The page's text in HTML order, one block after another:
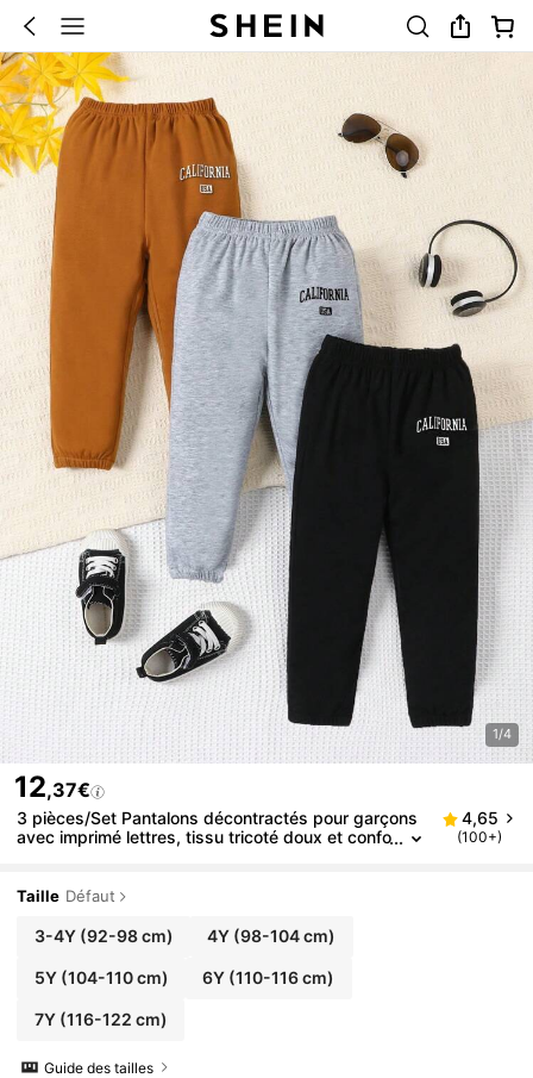
1/4
12,37€
3 pièces/Set Pantalons décontractés pour garçons
avec imprimé lettres, tissu tricoté doux et confo
s fêtes, les vacances et le port quotidien, printemp
4,65
(100+)
Taille Défaut
3-4Y(92-98 cm) 4Y (98-104 cm)
5Y(104-110 cm) 6Y (110-116 cm)
7Y(116-122 cm)
Guide des tailles